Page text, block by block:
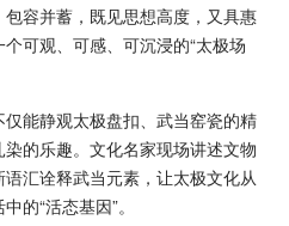
容并蓄，既见思想高度，又具惠
可观、可感、可沉浸的“太极场
能静观太极盘扣、武当窑瓷的精
的乐趣。文化名家现场讲述文物
汇诠释武当元素，让太极文化从
的“活态基因”。